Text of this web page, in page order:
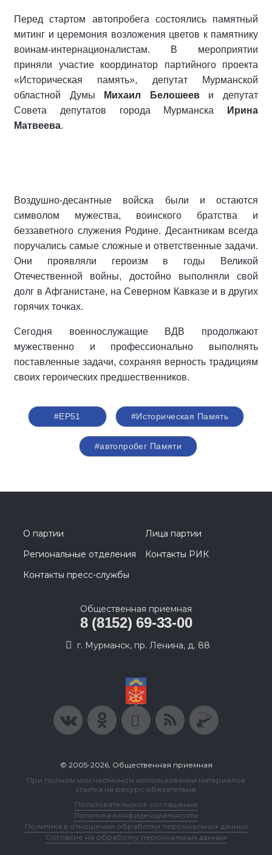
Перед стартом автопробега состоялись памятный
митинг и церемония возложения цветов к памятнику
воинам-интернационалистам. В мероприятии
приняли участие координатор партийного проекта
«Историческая память», депутат Мурманской
областной Думы
Михаил Белошееви депутат
Совета депутатов города Мурманска
Ирина
Матвеева.
Воздушно-десантные войска были и остаются
символом мужества, воинского братства и
беззаветного служения Родине. Десантникам всегда
поручались самые сложные и ответственные задачи.
Они проявляли героизм в годы Великой
Отечественной войны, достойно выполняли свой
долг в Афганистане, на Северном Кавказе и в других
горячих точках.
Сегодня военнослужащие ВДВ продолжают
мужественно и профессионально выполнять
поставленные задачи, сохраняя верность традициям
своих героических предшественников.
#ЕР51 #Историческая Память
#автопробег Памяти
О партии
Лица партии
Региональные отделения
Контакты РИК
Контакты пресс-службы
Общественная приемная
8 (8152) 69-33-00
г. Мурманск, пр. Ленина, д. 88
© 2005-2026, Общественная приемная
При полном или частичном использовании материалов
ссылка на ресурс обязательна.
Пользовательское соглашение
Политика конфиденциальности
Политика в отношении обработки персональных данных
Согласие на обработку персональных данных